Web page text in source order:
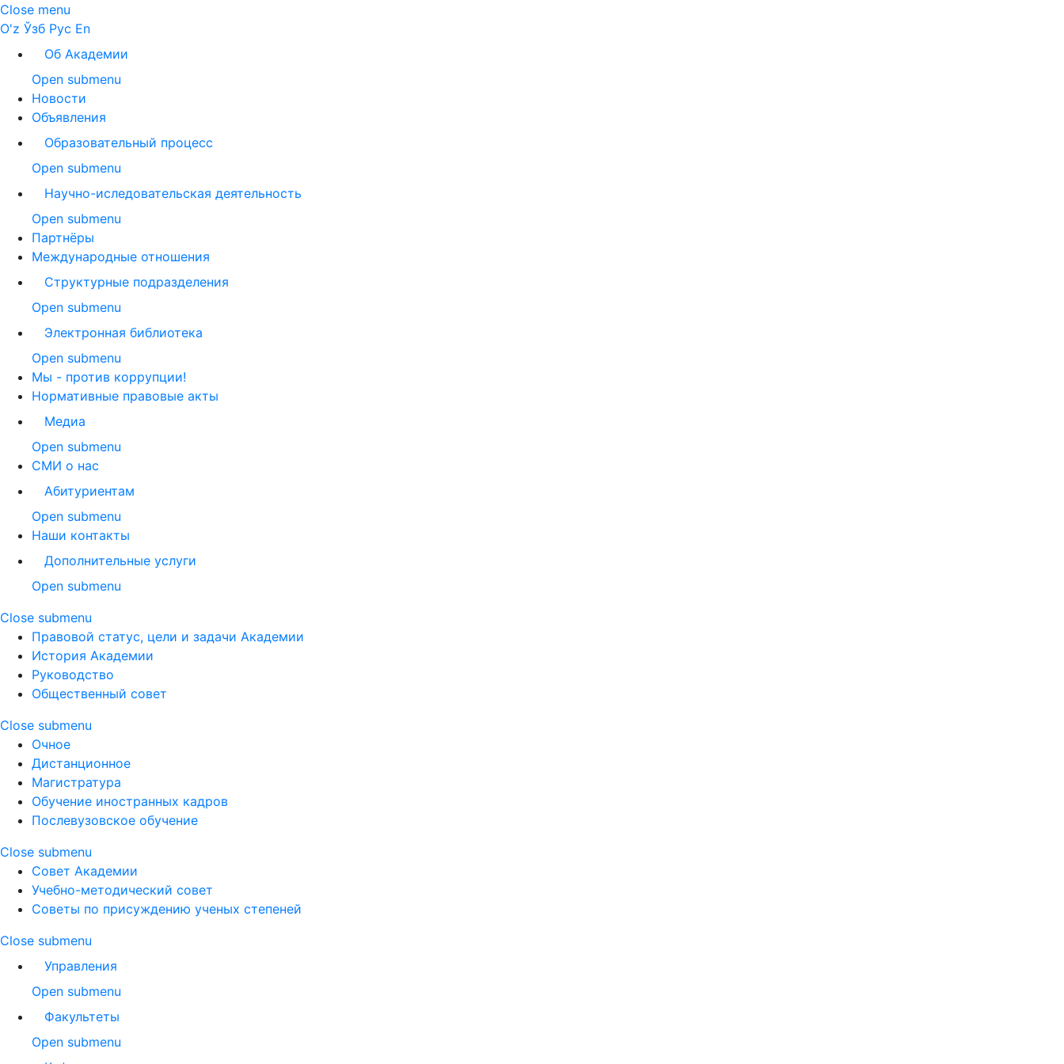
Close menu
O'z Ўзб Рус En
Об Академии
Open submenu
Новости
Объявления
Образовательный процесс
Open submenu
Научно-иследовательская деятельность
Open submenu
Партнёры
Международные отношения
Структурные подразделения
Open submenu
Электронная библиотека
Open submenu
Мы - против коррупции!
Нормативные правовые акты
Медиа
Open submenu
СМИ о нас
Абитуриентам
Open submenu
Наши контакты
Дополнительные услуги
Open submenu
Close submenu
Правовой статус, цели и задачи Академии
История Академии
Руководство
Общественный совет
Close submenu
Очное
Дистанционное
Магистратура
Обучение иностранных кадров
Послевузовское обучение
Close submenu
Совет Академии
Учебно-методический совет
Советы по присуждению ученых степеней
Close submenu
Управления
Open submenu
Факультеты
Open submenu